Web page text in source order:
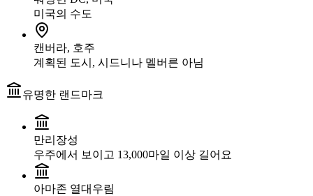
미국의 수도
캔버라, 호주
계획된 도시, 시드니나 멜버른 아님
유명한 랜드마크
만리장성
우주에서 보이고 13,000마일 이상 길어요
아마존 열대우림